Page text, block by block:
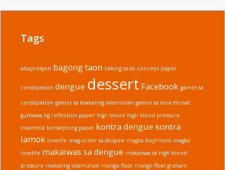
Tags
altapresyon bagong taon baking soda concept paper
constipation dengue dessert Facebook gamot sa
constipation gamot sa makating lalamunan gamot sa sore throat
gumawa ng reflection paper high blood high blood pressure
insomnia konseptong papel kontra dengue kontra
lamok lovelife mag-order sa shopee magka boyfriend magka
lovelife makaiwas sa dengue makaiwas sa high blood
pressure makating lalamunan mango float mango float graham